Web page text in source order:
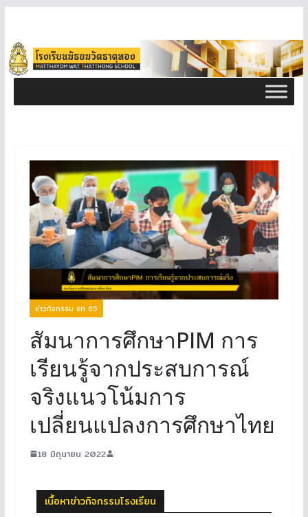
ข่าวกิจกรรม ธท 65
สัมนาการศึกษาPIM การ
เรียนรู้จากประสบการณ์
จริงแนวโน้มการ
เปลี่ยนแปลงการศึกษาไทย
18 มิถุนายน 2022
เนื้อหาข่าวกิจกรรมโรงเรียน